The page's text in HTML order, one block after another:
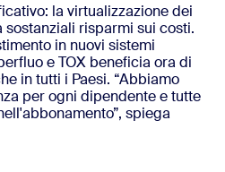
la virtualizzazione dei
sostanziali risparmi sui costi.
in nuovi sistemi
e TOX beneficia ora di
in tutti i Paesi. “Abbiamo
per ogni dipendente e tutte
spiega